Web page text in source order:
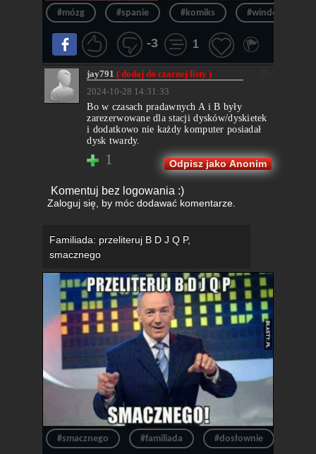
#mózg #spanie #komiks #windows
-3 1
jay791( dodaj do czarnej listy )
2024-10-28 14:31:33
Bo w czasach pradawnych A i B były
zarezerwowane dla stacji dysków/dyskietek
i dodatkowo nie każdy komputer posiadał
dysk twardy.
1 Odpisz jako Anonim
Komentuj bez logowania :)
Zaloguj się, by móc dodawać komentarze.
Familiada: przeliteruj B D J Q P,
smacznego
#smacznego #familiada #dosłownie